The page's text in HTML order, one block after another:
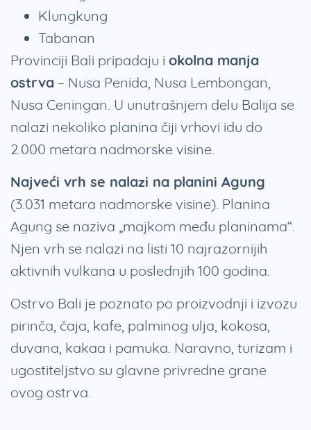
Klungkung
Tabanan
Provinciji Bali pripadaju i okolna manja
ostrva – Nusa Penida, Nusa Lembongan,
Nusa Ceningan. U unutrašnjem delu Balija se
nalazi nekoliko planina čiji vrhovi idu do
2.000 metara nadmorske visine.
Najveći vrh se nalazi na planini Agung
(3.031 metara nadmorske visine). Planina
Agung se naziva „majkom među planinama“.
Njen vrh se nalazi na listi 10 najrazornijih
aktivnih vulkana u poslednjih 100 godina.
Ostrvo Bali je poznato po proizvodnji i izvozu
pirinča, čaja, kafe, palminog ulja, kokosa,
duvana, kakaa i pamuka. Naravno, turizam i
ugostiteljstvo su glavne privredne grane
ovog ostrva.